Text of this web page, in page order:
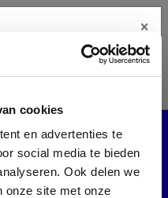
cookies
en advertenties te
social media te bieden
Ook delen we
onze site met onze
CMIB
×